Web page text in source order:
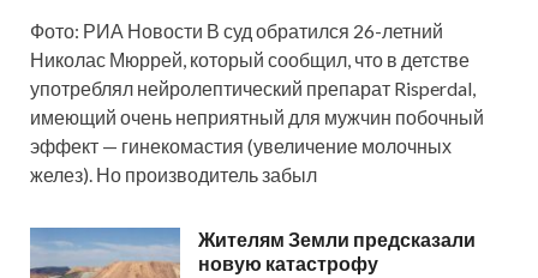
Фото: РИА Новости В суд обратился 26-летний
Николас Мюррей, который сообщил, что в детстве
употреблял нейролептический препарат Risperdal,
имеющий очень неприятный для мужчин побочный
эффект — гинекомастия (увеличение молочных
желез). Но производитель забыл
Жителям Земли предсказали
новую катастрофу